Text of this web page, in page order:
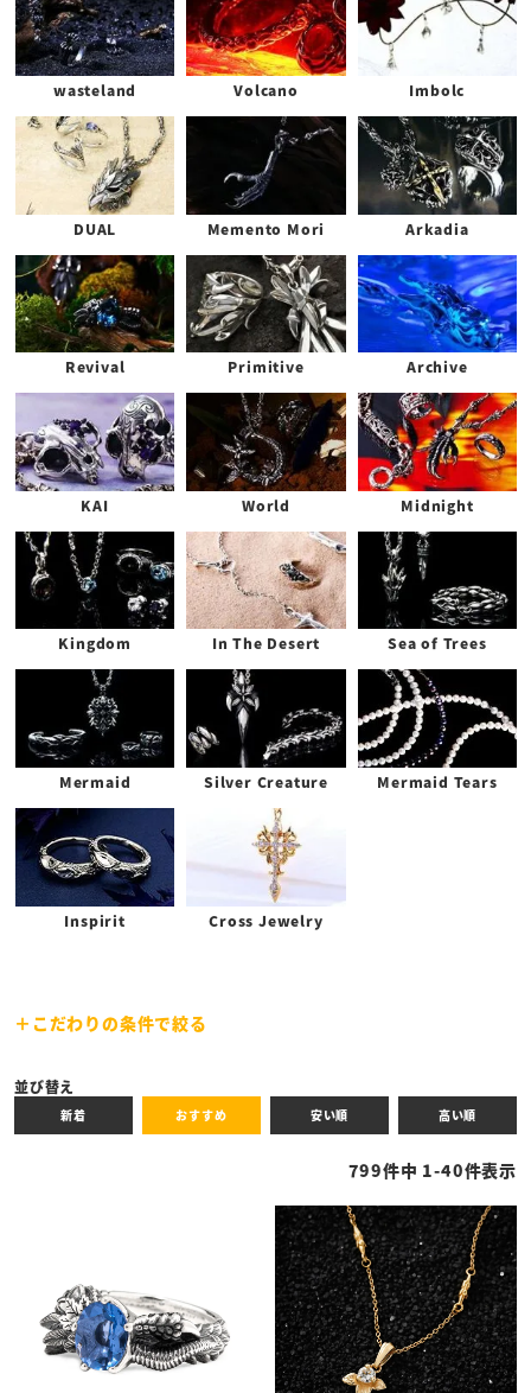
wasteland Volcano Imbolc
DUAL Memento Mori Arkadia
Revival Primitive Archive
KAI World Midnight
Kingdom In The Desert Sea of Trees
Mermaid Silver Creature Mermaid Tears
Inspirit Cross Jewelry
こだわりの条件で絞る
予約商品 セール商品
カテゴリ
並び替え
新着 おすすめ 安い順 高い順
799件中 1-40件表示